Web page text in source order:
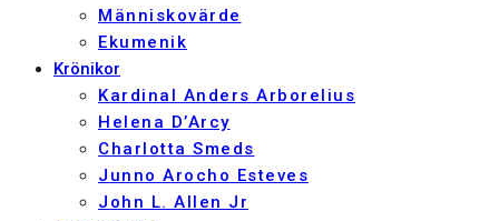
Människovärde
Ekumenik
Krönikor
Kardinal Anders Arborelius
Helena D’Arcy
Charlotta Smeds
Junno Arocho Esteves
John L. Allen Jr